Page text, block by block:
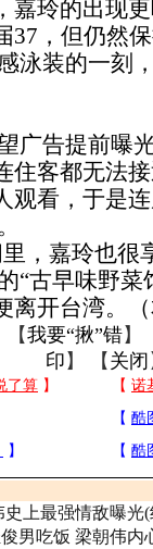
嘉玲的出现
37，但仍然
泳装的一刻
告提前曝光
住客都无法
观看，于是
嘉玲也很
“古早味野
离开台湾。
【我要“揪”错】
印 】 【 关闭
上最强情敌曝光
男吃饭 梁朝伟内